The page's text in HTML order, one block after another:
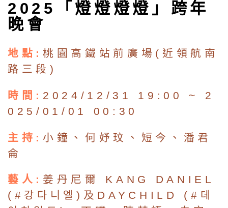
2025「燈燈燈燈」跨年
晚會
地點: 桃園高鐵站前廣場(近領航南
路三段)
時間: 2024/12/31 19:00 ~ 2
025/01/01 00:30
主持: 小鐘、何妤玟、短今、潘君
侖
藝人: 姜丹尼爾 KANG DANIEL
(#강다니엘)及DAYCHILD (#데